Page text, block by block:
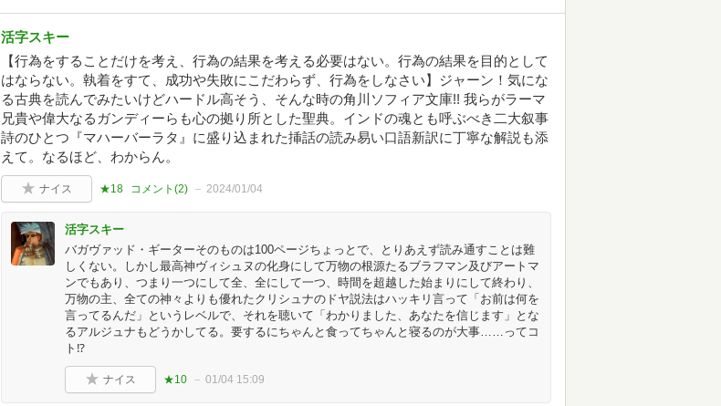
活字スキー
【行為をすることだけを考え、行為の結果を考える必要はない。行為の結果を目的として
はならない。執着をすて、成功や失敗にこだわらず、行為をしなさい】ジャーン！気にな
る古典を読んでみたいけどハードル高そう、そんな時の角川ソフィア文庫!! 我らがラーマ
兄貴や偉大なるガンディーらも心の拠り所とした聖典。インドの魂とも呼ぶべき二大叙事
詩のひとつ『マハーバーラタ』に盛り込まれた挿話の読み易い口語新訳に丁寧な解説も添
えて。なるほど、わからん。
ナイス ★18 コメント(2) 2024/01/04
活字スキー
バガヴァッド・ギーターそのものは100ページちょっとで、とりあえず読み通すことは難
しくない。しかし最高神ヴィシュヌの化身にして万物の根源たるブラフマン及びアートマ
ンでもあり、つまり一つにして全、全にして一つ、時間を超越した始まりにして終わり、
万物の主、全ての神々よりも優れたクリシュナのドヤ説法はハッキリ言って「お前は何を
言ってるんだ」というレベルで、それを聴いて「わかりました、あなたを信じます」とな
るアルジュナもどうかしてる。要するにちゃんと食ってちゃんと寝るのが大事……ってコ
ト⁉
ナイス ★10 01/04 15:09